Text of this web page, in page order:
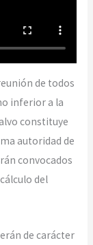
de todos
inferior a la
constituye
autoridad de
convocados
del
de carácter